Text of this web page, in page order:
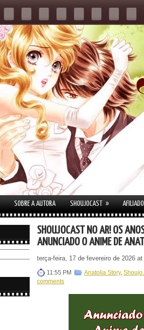
SOBRE A AUTORA SHOUJOCAST »
SHOUJOCAST NO AR! OS
ANUNCIADO O ANIME DE
terça-feira, 17 de fevereiro de 2026 at
11:55 PM Anatolia Story, Shoujo
comments